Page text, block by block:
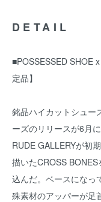
DETAIL
■POSSESSED SHOE
定品】
銘品ハイカットシュー
ーズのリリースが6月
RUDE GALLERYが初
描いたCROSS
込んだ。ベースになっ
殊素材のアッパーが足